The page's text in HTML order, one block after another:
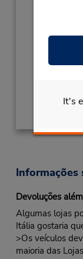
It's
Local
Serviço
Informações
Devoluções
Algumas lojas
Itália gostaria
>Os veículos
maioria das